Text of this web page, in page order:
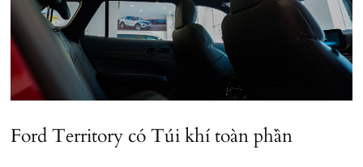
Ford Territory có Túi khí toàn phần